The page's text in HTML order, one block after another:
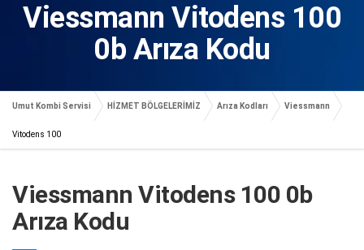
Viessmann Vitodens 100
0b Arıza Kodu
Umut Kombi Servisi HİZMET BÖLGELERİMİZ Arıza Kodları Viessmann
Vitodens 100
Viessmann Vitodens 100 0b
Arıza Kodu